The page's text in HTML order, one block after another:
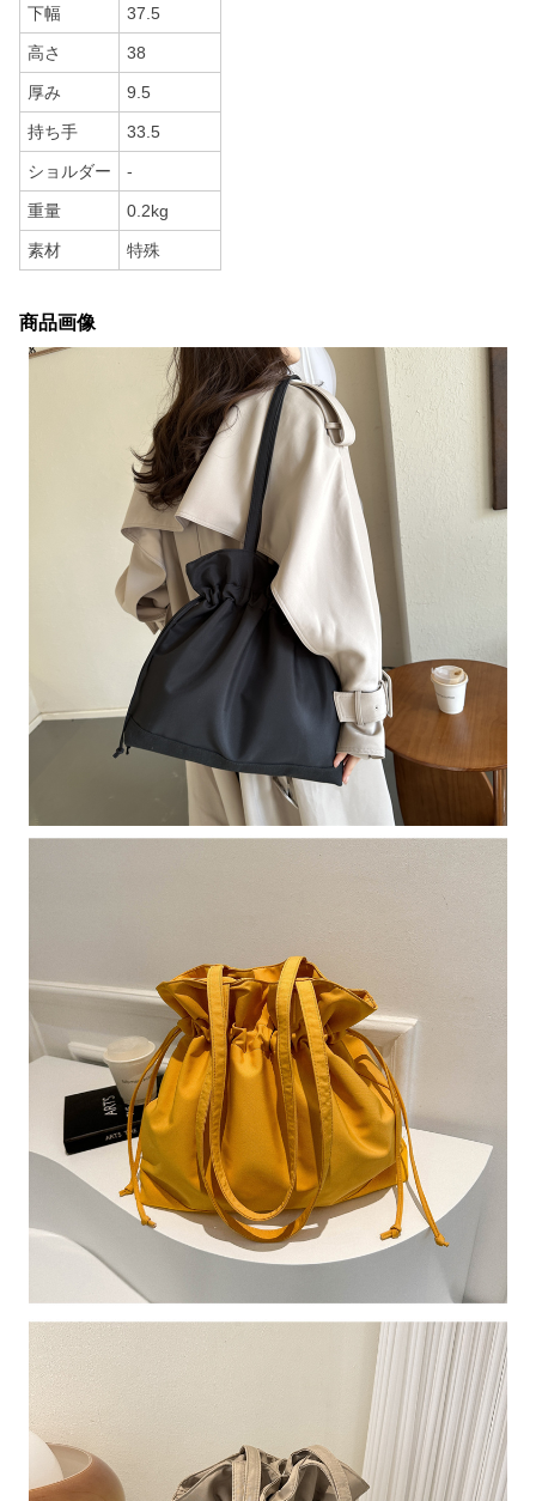
下幅 37.5
高さ 38
厚み 9.5
持ち手 33.5
ショルダー -
重量 0.2kg
素材 特殊
商品画像